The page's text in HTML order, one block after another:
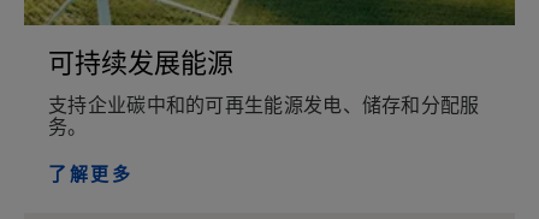
可持续发展能源
支持企业碳中和的可再生能源发电、储存和分配服
务。
了解更多